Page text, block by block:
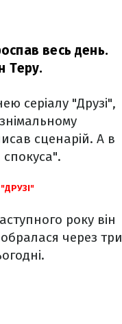
весь день.
Теру.
серіалу "Друзі",
сценарій. А в
спокуса".
року він
через три